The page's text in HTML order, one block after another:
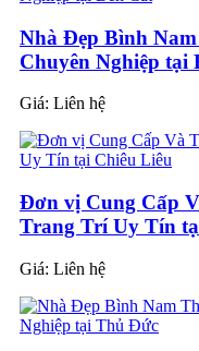
Nhà Đẹp Bình
Chuyên Nghiệp tại
Giá: Liên hệ
Đơn vị Cung Cấp
Trang Trí Uy Tín
Giá: Liên hệ